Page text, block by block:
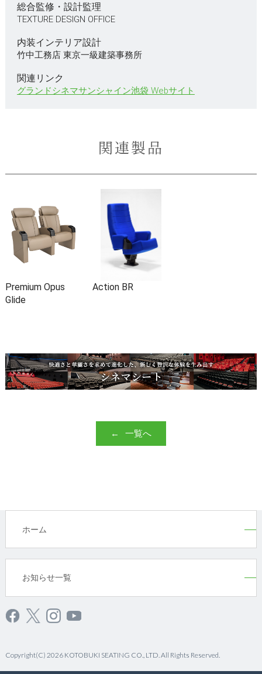
総合監修・設計監理
TEXTURE DESIGN OFFICE
内装インテリア設計
竹中工務店 東京一級建築事務所
関連リンク
グランドシネマサンシャイン池袋 Webサイト
関連製品
Premium Opus
Glide
Action BR
一覧へ
ホーム
お知らせ一覧
Copyright(C) 2026 KOTOBUKI SEATING CO., LTD. All Rights Reserved.